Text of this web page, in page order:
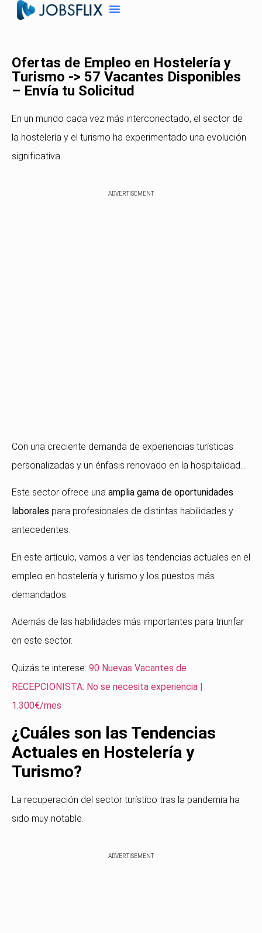
Ofertas de Empleo en Hostelería y
Turismo -> 57 Vacantes Disponibles
– Envía tu Solicitud
En un mundo cada vez más interconectado, el sector de
la hostelería y el turismo ha experimentado una evolución
significativa.
ADVERTISEMENT
Con una creciente demanda de experiencias turísticas
personalizadas y un énfasis renovado en la hospitalidad…
Este sector ofrece una amplia gama de oportunidades
laborales para profesionales de distintas habilidades y
antecedentes.
En este artículo, vamos a ver las tendencias actuales en el
empleo en hostelería y turismo y los puestos más
demandados.
Además de las habilidades más importantes para triunfar
en este sector.
Quizás te interese: 90 Nuevas Vacantes de
RECEPCIONISTA: No se necesita experiencia |
1.300€/mes
¿Cuáles son las Tendencias
Actuales en Hostelería y
Turismo?
La recuperación del sector turístico tras la pandemia ha
sido muy notable.
ADVERTISEMENT